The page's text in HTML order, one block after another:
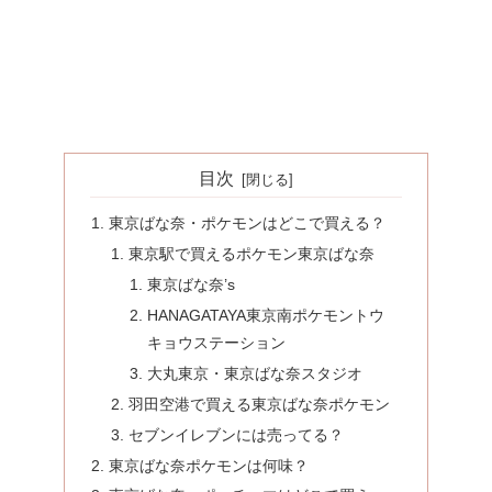
目次
東京ばな奈・ポケモンはどこで買える？
東京駅で買えるポケモン東京ばな奈
東京ばな奈’s
HANAGATAYA東京南ポケモントウ
キョウステーション
大丸東京・東京ばな奈スタジオ
羽田空港で買える東京ばな奈ポケモン
セブンイレブンには売ってる？
東京ばな奈ポケモンは何味？